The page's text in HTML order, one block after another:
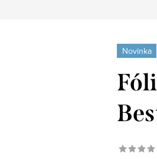
Novinka